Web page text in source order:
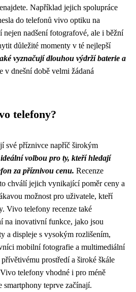
Například jejich spolupráce
do telefonů vivo optiku na
nadšení fotografové, ale i běžní
důležité momenty v té nejlepší
vyznačují dlouhou výdrží baterie a
v dnešní době velmi žádaná
telefony?
své příznivce napříč širokým
volbou pro ty, kteří hledají
za příznivou cenu. Recenze
chválí jejich vynikající poměr ceny a
možnost pro uživatele, kteří
Vivo telefony recenze také
na inovativní funkce, jako jsou
a displeje s vysokým rozlišením,
mobilní fotografie a multimediální
prostředí a široké škále
telefony vhodné i pro méně
smartphony teprve začínají.